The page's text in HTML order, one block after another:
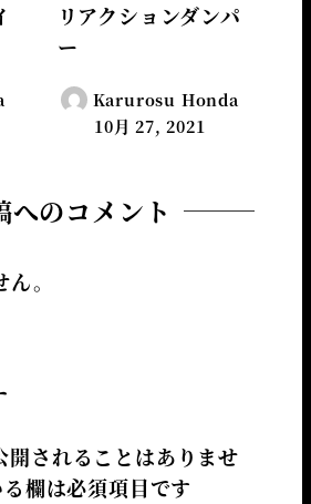
リアクションダンパ
ー
Karurosu Honda
10月 27, 2021
へのコメント
。
開されることはありませ
欄は必須項目です